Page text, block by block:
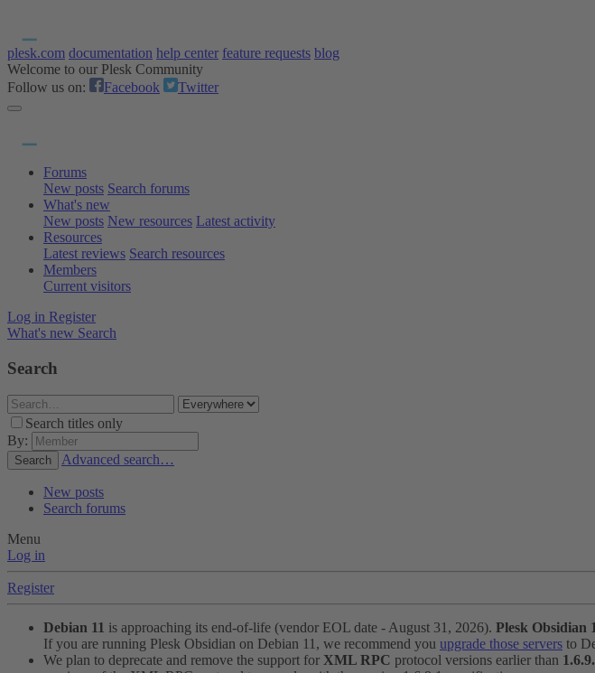
plesk.com documentation help center feature requests blog
Welcome to our Plesk Community
Follow us on:
Facebook Twitter
Forums
New posts Search forums
What's new
New posts New resources Latest activity
Resources
Latest reviews Search resources
Members
Current visitors
Log in Register
What's new Search
Search
Search titles only
By:
Search Advanced search…
New posts
Search forums
Menu
Log in
Register
Debian 11 is approaching its end-of-life (vendor EOL date - August 31, 2026). Plesk Obsidian
If you are running Plesk Obsidian on Debian 11, we recommend you upgrade those servers to
We plan to deprecate and remove the support for XML RPC protocol versions earlier than